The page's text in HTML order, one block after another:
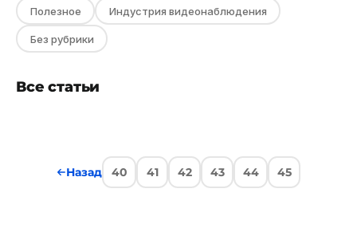
Полезное Индустрия видеонаблюдения
Без рубрики
Все статьи
Назад 40 41 42 43 44 45